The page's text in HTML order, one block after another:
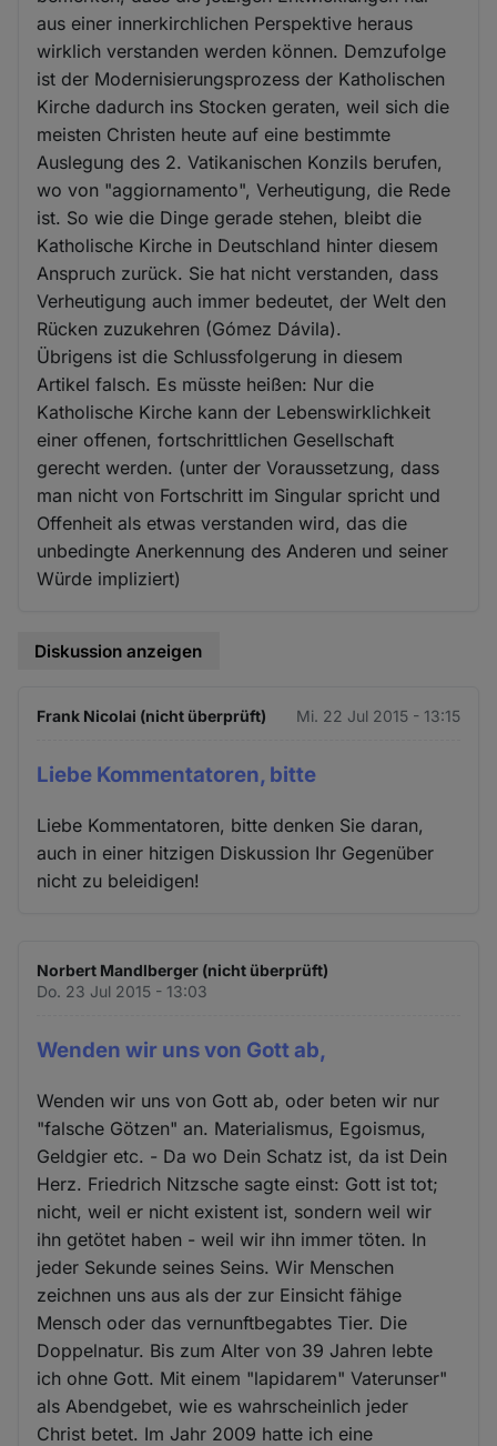
aus einer innerkirchlichen Perspektive heraus
wirklich verstanden werden können. Demzufolge
ist der Modernisierungsprozess der Katholischen
Kirche dadurch ins Stocken geraten, weil sich die
meisten Christen heute auf eine bestimmte
Auslegung des 2. Vatikanischen Konzils berufen,
wo von "aggiornamento", Verheutigung, die Rede
ist. So wie die Dinge gerade stehen, bleibt die
Katholische Kirche in Deutschland hinter diesem
Anspruch zurück. Sie hat nicht verstanden, dass
Verheutigung auch immer bedeutet, der Welt den
Rücken zuzukehren (Gómez Dávila).
Übrigens ist die Schlussfolgerung in diesem
Artikel falsch. Es müsste heißen: Nur die
Katholische Kirche kann der Lebenswirklichkeit
einer offenen, fortschrittlichen Gesellschaft
gerecht werden. (unter der Voraussetzung, dass
man nicht von Fortschritt im Singular spricht und
Offenheit als etwas verstanden wird, das die
unbedingte Anerkennung des Anderen und seiner
Würde impliziert)
Diskussion anzeigen
Frank Nicolai (nicht überprüft) Mi. 22 Jul 2015 - 13:15
Liebe Kommentatoren, bitte
Liebe Kommentatoren, bitte denken Sie daran,
auch in einer hitzigen Diskussion Ihr Gegenüber
nicht zu beleidigen!
Norbert Mandlberger (nicht überprüft)
Do. 23 Jul 2015 - 13:03
Wenden wir uns von Gott ab,
Wenden wir uns von Gott ab, oder beten wir nur
"falsche Götzen" an. Materialismus, Egoismus,
Geldgier etc. - Da wo Dein Schatz ist, da ist Dein
Herz. Friedrich Nitzsche sagte einst: Gott ist tot;
nicht, weil er nicht existent ist, sondern weil wir
ihn getötet haben - weil wir ihn immer töten. In
jeder Sekunde seines Seins. Wir Menschen
zeichnen uns aus als der zur Einsicht fähige
Mensch oder das vernunftbegabtes Tier. Die
Doppelnatur. Bis zum Alter von 39 Jahren lebte
ich ohne Gott. Mit einem "lapidarem" Vaterunser"
als Abendgebet, wie es wahrscheinlich jeder
Christ betet. Im Jahr 2009 hatte ich eine